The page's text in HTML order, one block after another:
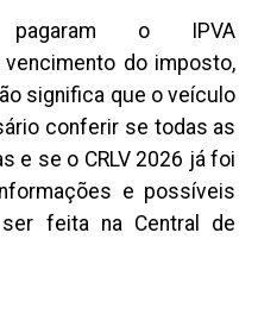
pagaram o IPVA
do imposto,
significa que o veículo
conferir se todas as
e se o CRLV 2026 já foi
e possíveis
feita na Central de